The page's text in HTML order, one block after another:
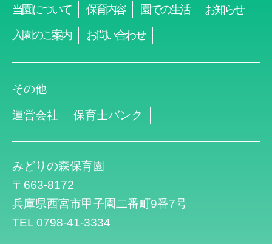
当園について 保育内容 園での生活 お知らせ
入園のご案内 お問い合わせ
みどりの森保育園
〒663-8172
兵庫県西宮市甲子園二番町9番7号
TEL 0798-41-3334
その他
運営会社 保育士バンク